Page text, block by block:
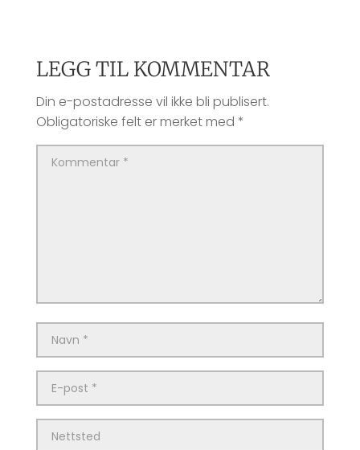
LEGG TIL KOMMENTAR
Din e-postadresse vil ikke bli publisert.
Obligatoriske felt er merket med *